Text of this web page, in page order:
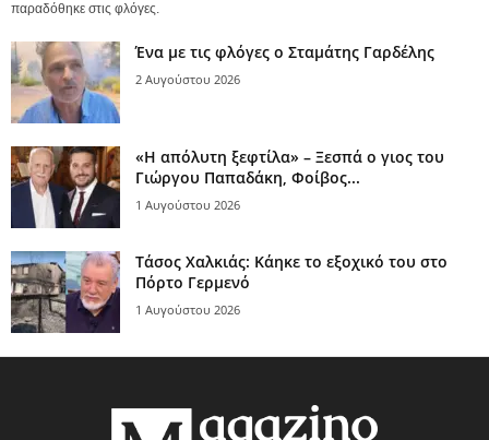
παραδόθηκε στις φλόγες.
Ένα με τις φλόγες ο Σταμάτης Γαρδέλης
2 Αυγούστου 2026
«Η απόλυτη ξεφτίλα» – Ξεσπά ο γιος του
Γιώργου Παπαδάκη, Φοίβος...
1 Αυγούστου 2026
Τάσος Χαλκιάς: Κάηκε το εξοχικό του στο
Πόρτο Γερμενό
1 Αυγούστου 2026